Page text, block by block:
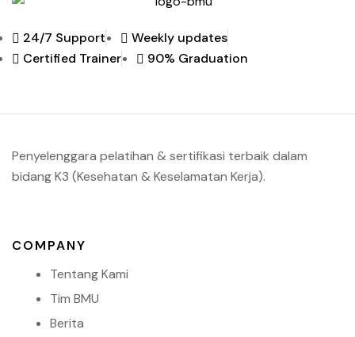
24/7 Support
Weekly updates
Certified Trainer
90% Graduation
Penyelenggara pelatihan & sertifikasi terbaik dalam
bidang K3 (Kesehatan & Keselamatan Kerja).
COMPANY
Tentang Kami
Tim BMU
Berita